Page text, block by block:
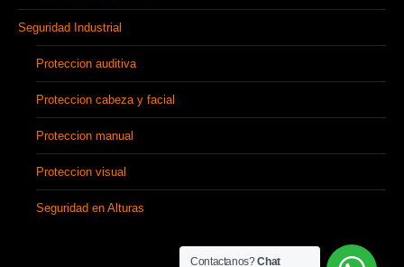
Seguridad Industrial
Proteccion auditiva
Proteccion cabeza y facial
Proteccion manual
Proteccion visual
Seguridad en Alturas
Contactanos?Chat